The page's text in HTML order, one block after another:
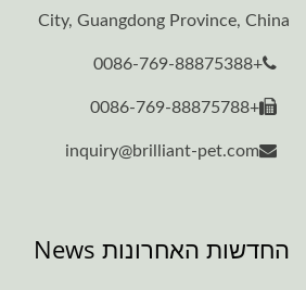
City, Guangdong Province, China
+0086-769-88875388
+0086-769-88875788
inquiry@brilliant-pet.com
החדשות האחרונות News